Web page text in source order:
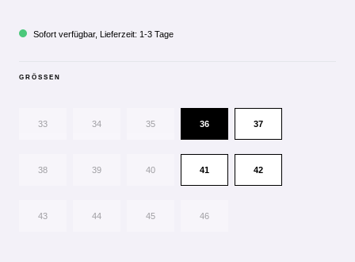
Sofort verfügbar, Lieferzeit: 1-3 Tage
GRÖSSEN
33 34 35 36 37
38 39 40 41 42
43 44 45 46